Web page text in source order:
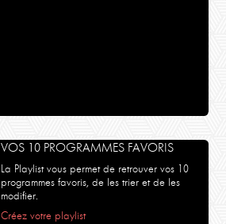
VOS 10 PROGRAMMES FAVORIS
La Playlist vous permet de retrouver vos 10
programmes favoris, de les trier et de les
modifier.
Créez votre playlist